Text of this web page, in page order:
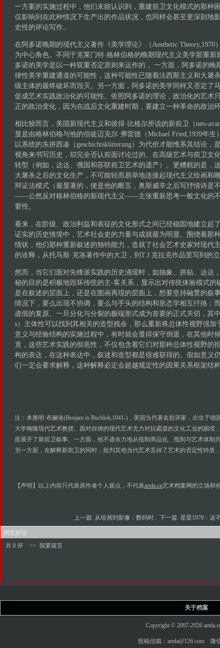
一方案的实施过程中，他们未能认识到，重建前卫文化模式的那种
仅影响到在此种情况下生产出的作品状况，也同样会甚至更深刻地
史性的评论写作。
在阿多诺晚期的现代主义著作《美学理论》（Aesthetic Theory,1970
为中心角色。不同于克莱门特·格林伯格的晚期现代主义美学那重新
多诺的美学是以一种双重否定原则来运作的 。一方面，阿多诺的晚
律性美学重建通道的可能性，这种可能性已随着法西斯主义和大屠
级主体的最终破坏而毁灭。另一方面，阿多诺的美学同样又否定了
促成艺术实践政治化的可能性。依照阿多诺的理论，政治化的艺术
正的政治变化，因为在战后文化重建时期，要建立一种革命的政治
相比较而言，美国新现代主义和彼得·比格尔所说的新前卫（neo-
显是由格林伯格与他的信徒迈克尔·弗雷德（Michael Fried,1939年
以系统的东拼西凑（geschichtsklitterung）为代价才能维系其结论，
视角来书写历史，却完全否认前面讨论过的、在高级艺术与前卫文
转型（例如，达达、俄国和苏联前卫艺术的遗产）。更糟糕的是，
大屠杀之后的文化生产，不可能轻而易举地连接起现代主义绘画和
辩证法模式（最显著的，便是他的断言，奥斯威辛之后写抒情诗是
——公然反对格林伯格的新现代主义——主张重新思考一般文化的
要性。
看来，在阶级、政治利益和表征的文化形式之间已经稳固地建立起
证实的历史情境中，艺术社会史的力量与成就最为明显。围绕着那
情状，他们那种重新叙述的独特能力，造就了社会艺术史家对现代
的诠释，从托马斯·克洛著作中的大卫，到T.J.克拉克作品里写到的
然而，当它们面对先锋派实践的历史涌现时，如抽象、拼贴、达达
秘的目的是积极地毁坏传统的主-客关系，显示出对传统体验模式的
是在叙述的层面上，还是在图画再现的层面上，想要坚持融贯的叙
情况下，要么出现不协调，要么与手头的结构和形态学相互扞挌；
虚假的复原。一旦分化与分裂的极端形式成为首要的正式关切，其
s）主体性可以找到其相关的造型残余，那么重新将总体性视野强加
意义与经验结构的实施过程中，有时就会显得保守倒退，在其他时
竟，这些艺术实践的彻底性，不仅包含着它们对那种总体性视野的
构的表达，在这种表达中，叙述和造型都是很难获得的。假如意义
们一定会要求解释，这种解释必定会超越规定性的因果关系框架结
注：本雅明·布赫洛(Benjam in Buchloh,1941-)，美国当代著名批评家，出生于
大学梅隆现代艺术教授。面对自律的现代艺术无力对抗霸道的文化工业的困境
面展开了新前卫叙事。一方面，他不遗余力地从抵制商品化、抵制与艺术体制
另一方面，在解释新前卫的同时，批判其他当代艺术丢掉了艺术的否定性特质
【声明】以上内容只代表原作者个人观点，不代表artda.cn艺术档案网的立场和
上一篇: 从绘画到影像：数码时.. 下一篇:星星1979：这
网友评论
共 0 评
>> 我要留言
关于档案
Copyright © 2007-2026
投稿信箱：artda@126.com 微